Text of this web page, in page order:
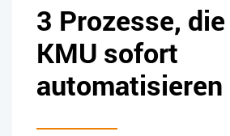
3 Prozesse,
KMU sofort